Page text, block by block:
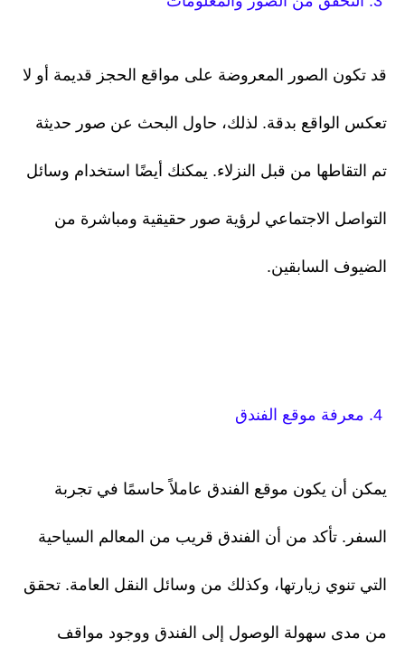
قد تكون الصور المعروضة على مواقع الحجز قديمة أو لا
تعكس الواقع بدقة. لذلك، حاول البحث عن صور حديثة
تم التقاطها من قبل النزلاء. يمكنك أيضًا استخدام وسائل
التواصل الاجتماعي لرؤية صور حقيقية ومباشرة من
الضيوف السابقين.
يمكن أن يكون موقع الفندق عاملاً حاسمًا في تجربة
السفر. تأكد من أن الفندق قريب من المعالم السياحية
التي تنوي زيارتها، وكذلك من وسائل النقل العامة. تحقق
من مدى سهولة الوصول إلى الفندق ووجود مواقف